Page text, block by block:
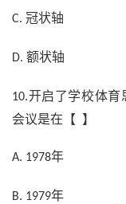
C. 冠状轴
D. 额状轴
10.开启了学校体育
会议是在【 】
A. 1978年
B. 1979年